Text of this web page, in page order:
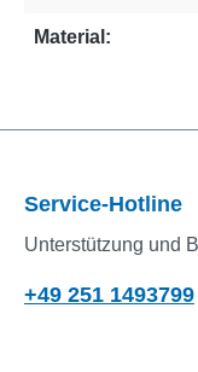
Material:
Service-Hotline
Unterstützung und
+49 251 1493799